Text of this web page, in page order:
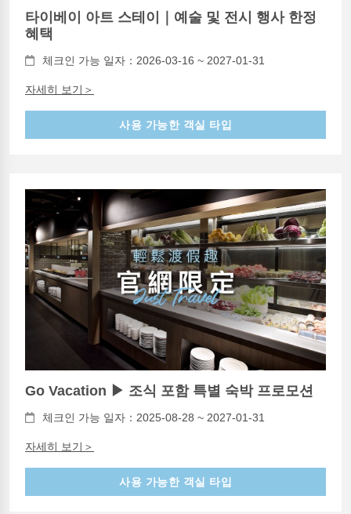
타이베이 아트 스테이｜예술 및 전시 행사 한정
혜택
체크인 가능 일자：2026-03-16 ~ 2027-01-31
자세히 보기＞
사용 가능한 객실 타입
Go Vacation ▶ 조식 포함 특별 숙박 프로모션
체크인 가능 일자：2025-08-28 ~ 2027-01-31
자세히 보기＞
사용 가능한 객실 타입